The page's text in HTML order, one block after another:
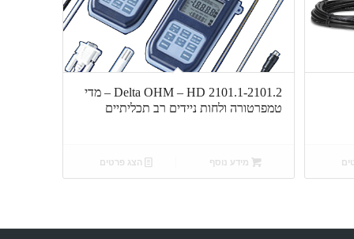
Delta OHM – HD 2101.1-2101.2 – מדי
טמפרטורה ולחות ניידים רב תכליתיים
מידע נוסף הצג פרטים